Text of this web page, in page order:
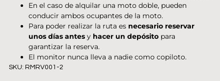
En el caso de alquilar una moto doble, pueden
conducir ambos ocupantes de la moto.
Para poder realizar la ruta es necesario reservar
unos días antesy hacer un depósito para
garantizar la reserva.
El monitor nunca lleva a nadie como copiloto.
SKU: RMRV001-2